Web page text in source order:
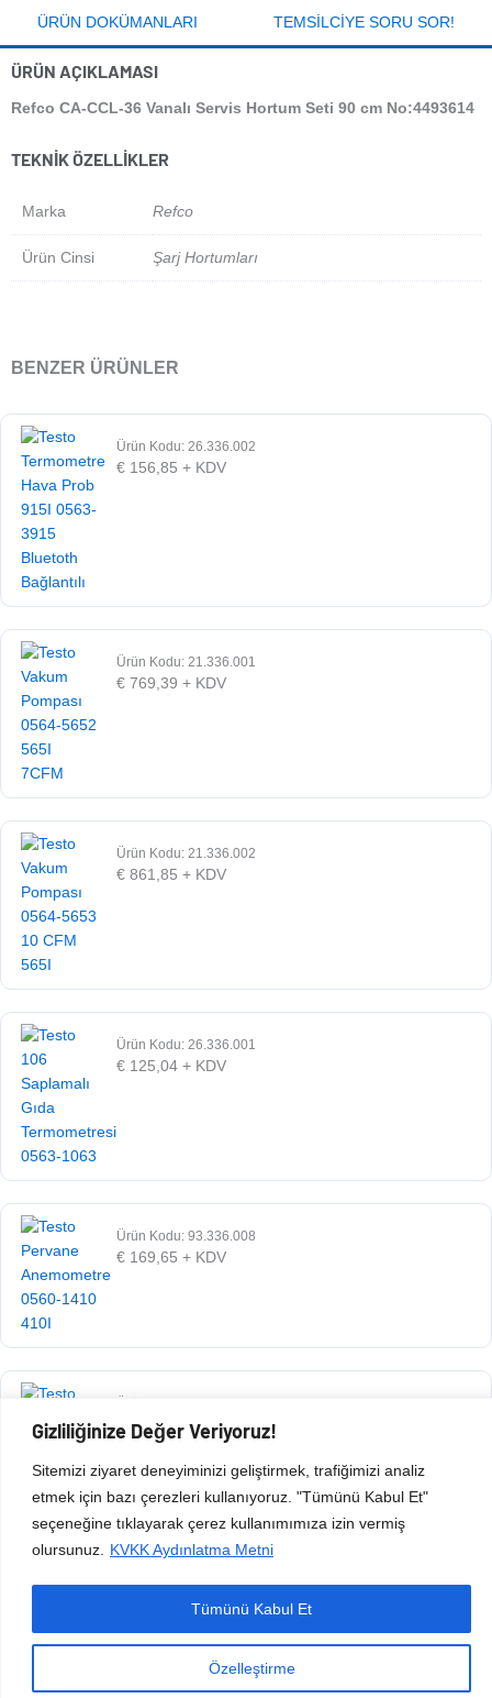
Gizliliğinize Değer Veriyoruz!
Sitemizi ziyaret deneyiminizi geliştirmek, trafiğimizi analiz
etmek için bazı çerezleri kullanıyoruz. "Tümünü Kabul Et"
seçeneğine tıklayarak çerez kullanımımıza izin vermiş
olursunuz.
KVKK Aydınlatma Metni
Özelleştirme
Tümünü Kabul Et
ÜRÜN DOKÜMANLARI TEMSILCIYE SORU SOR!
ÜRÜN AÇIKLAMASI
Refco CA-CCL-36 Vanalı Servis Hortum Seti 90 cm No:4493614
TEKNIK ÖZELLIKLER
Marka Refco
Ürün Cinsi Şarj Hortumları
BENZER ÜRÜNLER
Ürün Kodu: 26.336.002
€ 156,85 + KDV
Ürün Kodu: 21.336.001
€ 769,39 + KDV
Ürün Kodu: 21.336.002
€ 861,85 + KDV
Ürün Kodu: 26.336.001
€ 125,04 + KDV
Ürün Kodu: 93.336.008
€ 169,65 + KDV
€ 660,42+ KDV